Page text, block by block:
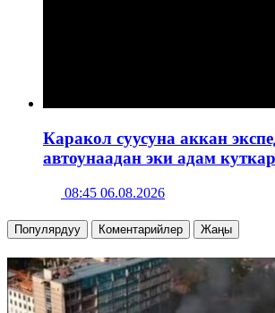
Каракол суусуна аккан
автоунаадан эки адам
08:45 06.08.2026
Популярдуу Коментарийлер Жаңы